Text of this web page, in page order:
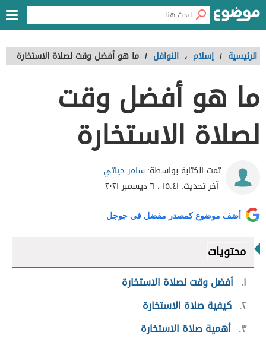
الرئيسية / إسلام ، النوافل / ما هو أفضل وقت لصلاة الاستخارة
ما هو أفضل وقت
لصلاة الاستخارة
تمت الكتابة بواسطة:سامر حياتي
آخر تحديث: ١٥:٤١ ، ٦ ديسمبر ٢٠٢١
أضف موضوع كمصدر مفضل في جوجل
محتويات
١ أفضل وقت لصلاة الاستخارة
٢ كيفية صلاة الاستخارة
٣ أهمية صلاة الاستخارة